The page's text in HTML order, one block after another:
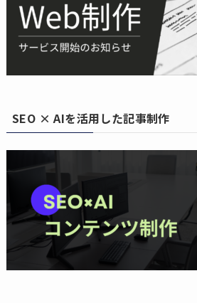
SEO × AIを活用した記事制作